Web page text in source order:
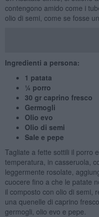
contengono amido come i
olio di semi, come se fosse
Ingredienti a persona:
1 patata
¼ porro
30 gr caprino fresco
Germogli
Olio evo
Olio di semi
Sale e pepe
Tagliate a fette sottili il porro
temperatura, in casseruola,
leggermente rosolate,
cuocere fino a che le patate
il composto con olio di semi,
una quenelle di caprino
germogli, olio evo e pepe.